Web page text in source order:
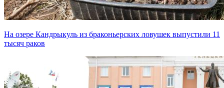
На озере Кандрыкуль из браконьерских ловушек выпустили 11
тысяч раков